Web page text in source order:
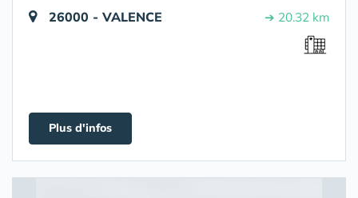
26000 - VALENCE ➔ 20.32 km
Plus d'infos